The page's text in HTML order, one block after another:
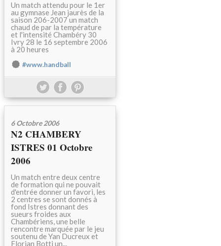
Un match attendu pour le 1er
au gymnase Jean jaurès de la
saison 206-2007 un match
chaud de par la température
et l'intensité Chambéry 30
Ivry 28 le 16 septembre 2006
à 20 heures
#www.handball
6 Octobre 2006
N2 CHAMBERY
ISTRES 01 Octobre
2006
Un match entre deux centre
de formation qui ne pouvait
d'entrée donner un favori, les
2 centres se sont donnés à
fond Istres donnant des
sueurs froides aux
Chambériens, une belle
rencontre marquée par le jeu
soutenu de Yan Ducreux et
Florian Botti un...